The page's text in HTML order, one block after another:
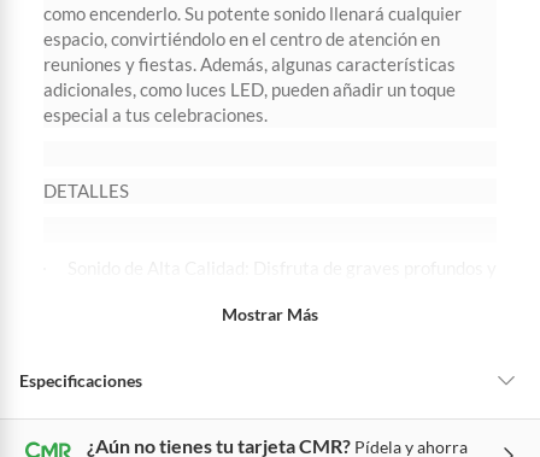
Productos vendidos porSodimactienen:
48 horas: cemento, mezclas de hormigón, morteros, yeso y otros
productos para asfalto.
7 días: productos eléctricos o a combustión, electrodomésticos,
No se pueden devolver o cambiar bajo cambio de opinión
suplementos alimenticios, vitaminas.
Por motivos de salubridad, la ropa interior inferior y ropas de
Alimentos, bebidas, fórmulas y leches para bebés.
como encenderlo. Su potente sonido llenará cualquier
espacio, convirtiéndolo en el centro de atención en
reuniones y fiestas. Además, algunas características
adicionales, como luces LED, pueden añadir un toque
especial a tus celebraciones.
DETALLES
Conexión Bluetooth Estable: Conéctate sin problemas
Mostrar Más
Especificaciones
Ancho 13
¿Aún no tienes tu tarjeta CMR? Pídela y ahorra